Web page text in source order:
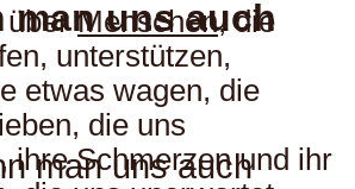
man uns auch
man uns auch
überMenschen, die
unterstützen,
etwas wagen, die
die uns
ihre Schmerzen und ihr